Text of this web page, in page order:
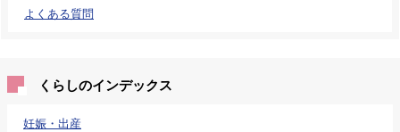
よくある質問
くらしのインデックス
妊娠・出産